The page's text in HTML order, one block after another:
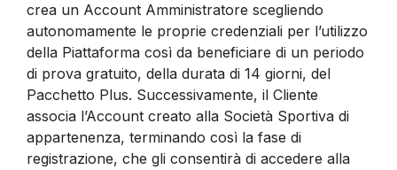
crea un Account Amministratore scegliendo
autonomamente le proprie credenziali per l’utilizzo
della Piattaforma così da beneficiare di un periodo
di prova gratuito, della durata di 14 giorni, del
Pacchetto Plus. Successivamente, il Cliente
associa l’Account creato alla Società Sportiva di
appartenenza, terminando così la fase di
registrazione, che gli consentirà di accedere alla